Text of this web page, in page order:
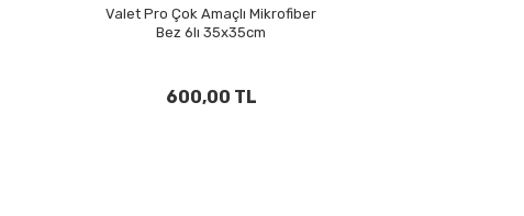
Valet Pro Çok Amaçlı Mikrofiber
Bez 6lı 35x35cm
600,00 TL